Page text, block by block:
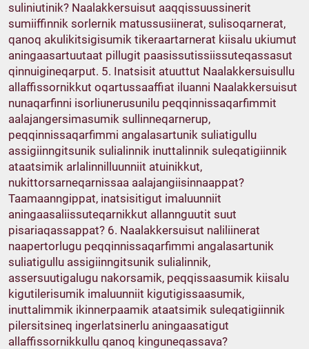
suliniutinik? Naalakkersuisut aaqqissuussinerit
sumiiffinnik sorlernik matussusiinerat, sulisoqarnerat,
qanoq akulikitsigisumik tikeraartarnerat kiisalu ukiumut
aningaasartuutaat pillugit paasissutissiissuteqassasut
qinnuigineqarput. 5. Inatsisit atuuttut Naalakkersuisullu
allaffissornikkut oqartussaaffiat iluanni Naalakkersuisut
nunaqarfinni isorliunerusunilu peqqinnissaqarfimmit
aalajangersimasumik sullinneqarnerup,
peqqinnissaqarfimmi angalasartunik suliatigullu
assigiinngitsunik sulialinnik inuttalinnik suleqatigiinnik
ataatsimik arlalinnilluunniit atuinikkut,
nukittorsarneqarnissaa aalajangiisinnaappat?
Taamaanngippat, inatsisitigut imaluunniit
aningaasaliissuteqarnikkut allannguutit suut
pisariaqassappat? 6. Naalakkersuisut naliliinerat
naapertorlugu peqqinnissaqarfimmi angalasartunik
suliatigullu assigiinngitsunik sulialinnik,
assersuutigalugu nakorsamik, peqqissaasumik kiisalu
kigutilerisumik imaluunniit kigutigissaasumik,
inuttalimmik ikinnerpaamik ataatsimik suleqatigiinnik
pilersitsineq ingerlatsinerlu aningaasatigut
allaffissornikkullu qanoq kinguneqassava?